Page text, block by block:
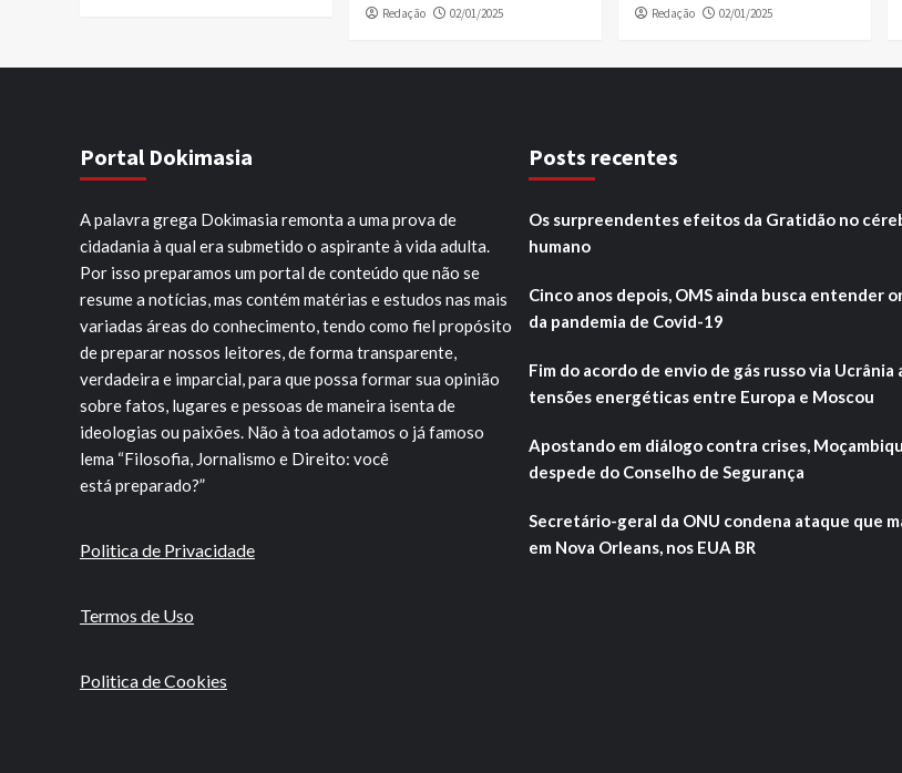
Redação 02/01/2025 Redação 02/01/2025
Portal Dokimasia
A palavra grega Dokimasia remonta a uma prova de
cidadania à qual era submetido o aspirante à vida adulta.
Por isso preparamos um portal de conteúdo que não se
resume a notícias, mas contém matérias e estudos nas mais
variadas áreas do conhecimento, tendo como fiel propósito
de preparar nossos leitores, de forma transparente,
verdadeira e imparcial, para que possa formar sua opinião
sobre fatos, lugares e pessoas de maneira isenta de
ideologias ou paixões. Não à toa adotamos o já famoso
lema “Filosofia, Jornalismo e Direito: você
está preparado?”
Politica de Privacidade
Termos de Uso
Politica de Cookies
Posts recentes
Os surpreendentes efeitos da Gratidão no
humano
Cinco anos depois, OMS ainda busca entender
da pandemia de Covid-19
Fim do acordo de envio de gás russo via Ucrânia
tensões energéticas entre Europa e Moscou
Apostando em diálogo contra crises,
despede do Conselho de Segurança
Secretário-geral da ONU condena ataque que
em Nova Orleans, nos EUA BR